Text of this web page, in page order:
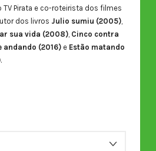
TV Pirata e co-roteirista dos filmes
dos livros Julio sumiu (2005),
sua vida (2008), Cinco contra
andando (2016)e Estão matando
.